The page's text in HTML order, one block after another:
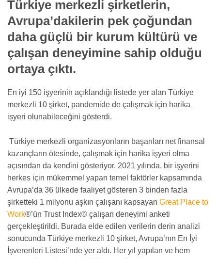
Türkiye merkezli şirketlerin,
Avrupa’dakilerin pek çoğundan
daha güçlü bir kurum kültürü ve
çalışan deneyimine sahip olduğu
ortaya çıktı.
En iyi 150 işyerinin açıklandığı listede yer alan Türkiye
merkezli 10 şirket, pandemide de çalışmak için harika
işyeri olunabileceğini gösterdi.
Türkiye merkezli organizasyonların başarıları net finansal
kazançların ötesinde, çalışmak için harika işyeri olma
açısından da kendini gösteriyor. 2021 yılında, bir işyerini
herkes için mükemmel yapan temel faktörler kapsamında
Avrupa’da 36 ülkede faaliyet gösteren 3 binden fazla
şirketteki 1 milyonu aşkın çalışanı kapsayan Great Place to
Work®’ün Trust Index© çalışan deneyimi anketi
gerçekleştirildi. Burada elde edilen verilerin derin analizi
sonucunda Türkiye merkezli 10 şirket, Avrupa’nın En İyi
İşverenleri Listesi’nde yer aldı. Her yıl yapılan ve hem